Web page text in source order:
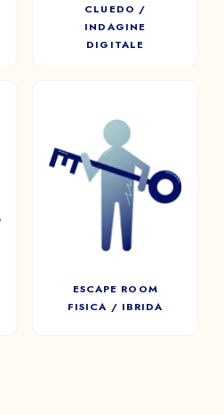
CLUEDO /
INDAGINE
DIGITALE
ESCAPE ROOM
FISICA / IBRIDA
ESCAPE ROOM
FISICA / IBRIDA
Un’esperienza immersiva
fisica o ibrida.